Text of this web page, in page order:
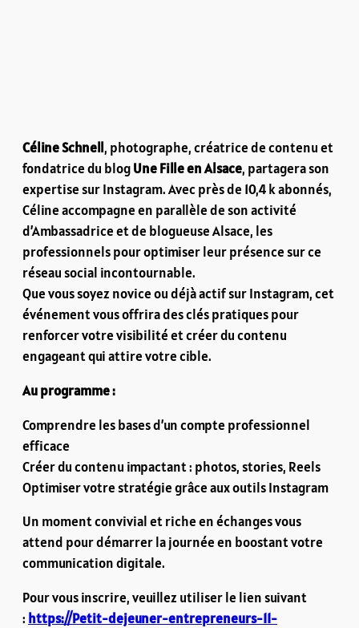
Céline Schnell, photographe, créatrice de contenu et
fondatrice du blogUne Fille en Alsace, partagera son
expertise sur Instagram. Avec près de 10,4 k abonnés,
Céline accompagne en parallèle de son activité
d’Ambassadrice et de blogueuse Alsace, les
professionnels pour optimiser leur présence sur ce
réseau social incontournable.
Que vous soyez novice ou déjà actif sur Instagram, cet
événement vous offrira des clés pratiques pour
renforcer votre visibilité et créer du contenu
engageant qui attire votre cible.
Au programme :
Comprendre les bases d’un compte professionnel
efficace
Créer du contenu impactant : photos, stories, Reels
Optimiser votre stratégie grâce aux outils Instagram
Un moment convivial et riche en échanges vous
attend pour démarrer la journée en boostant votre
communication digitale.
Pour vous inscrire, veuillez utiliser le lien suivant
: https://Petit-dejeuner-entrepreneurs-11-